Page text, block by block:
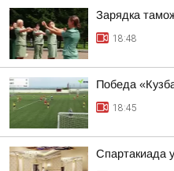
Зарядка
18:48
Победа
18:45
Спартакиада